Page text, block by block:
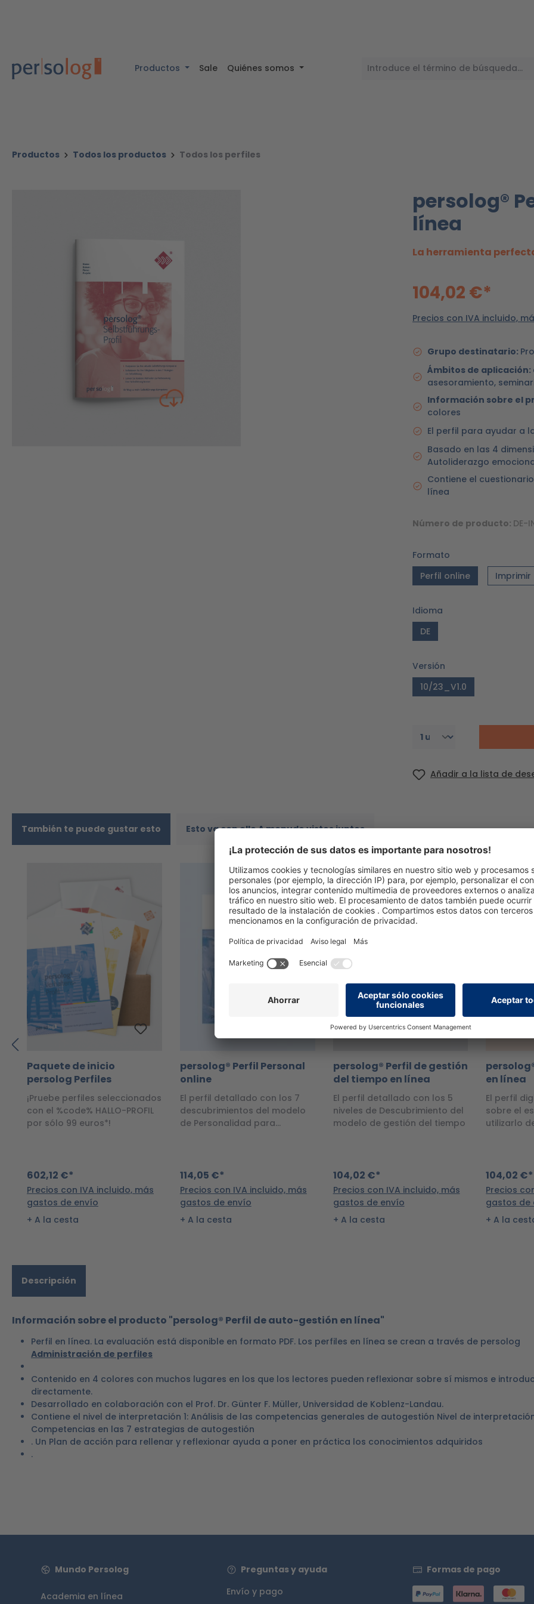
Productos Sale Quiénes somos
Productos Todos los productos Todos los perfiles
persolog®
línea
La herramienta
104,02 €*
Precios con IVA incluido,
Grupo destinatario:
Ámbitos de aplicación:
asesoramiento,
Información sobre el
colores
El perfil para ayudar a
Basado en las 4
Autoliderazgo
Contiene el
línea
Número de producto: DE-
Formato
Perfil online
Imprimir
Idioma
DE
Versión
10/23_V1.0
Añadir a la lista de
También te puede gustar esto Esto va con ello A menudo vistos juntos
Paquete de inicio
persolog Perfiles
¡Pruebe perfiles seleccionados
con el %code% HALLO-PROFIL
por sólo 99 euros*!
602,12 €*
Precios con IVA incluido, más
gastos de envío
A la cesta
persolog® Perfil Personal
online
El perfil detallado con los 7
descubrimientos del modelo
de Personalidad para
114,05 €*
Precios con IVA incluido, más
gastos de envío
A la cesta
persolog® Perfil de gestión
del tiempo en línea
El perfil detallado con los 5
niveles de Descubrimiento del
modelo de gestión del tiempo
104,02 €*
Precios con IVA incluido, más
gastos de envío
A la cesta
en línea
El perfil
sobre el
utilizarlo
104,02 €*
Precios
gastos de
A la
Descripción
Información sobre el producto "persolog® Perfil de auto-gestión en línea"
Perfil en línea. La evaluación está disponible en formato PDF. Los perfiles en línea se crean a través de persolog
Administración de perfiles
Contenido en 4 colores con muchos lugares en los que los lectores pueden reflexionar sobre sí mismos e
directamente.
Desarrollado en colaboración con el Prof. Dr. Günter F. Müller, Universidad de Koblenz-Landau.
Contiene el nivel de interpretación 1: Análisis de las competencias generales de autogestión Nivel de
Competencias en las 7 estrategias de autogestión
. Un Plan de acción para rellenar y reflexionar ayuda a poner en práctica los conocimientos adquiridos
.
Mundo Persolog
Academia en línea
Preguntas y ayuda
Envío y pago
Formas de pago